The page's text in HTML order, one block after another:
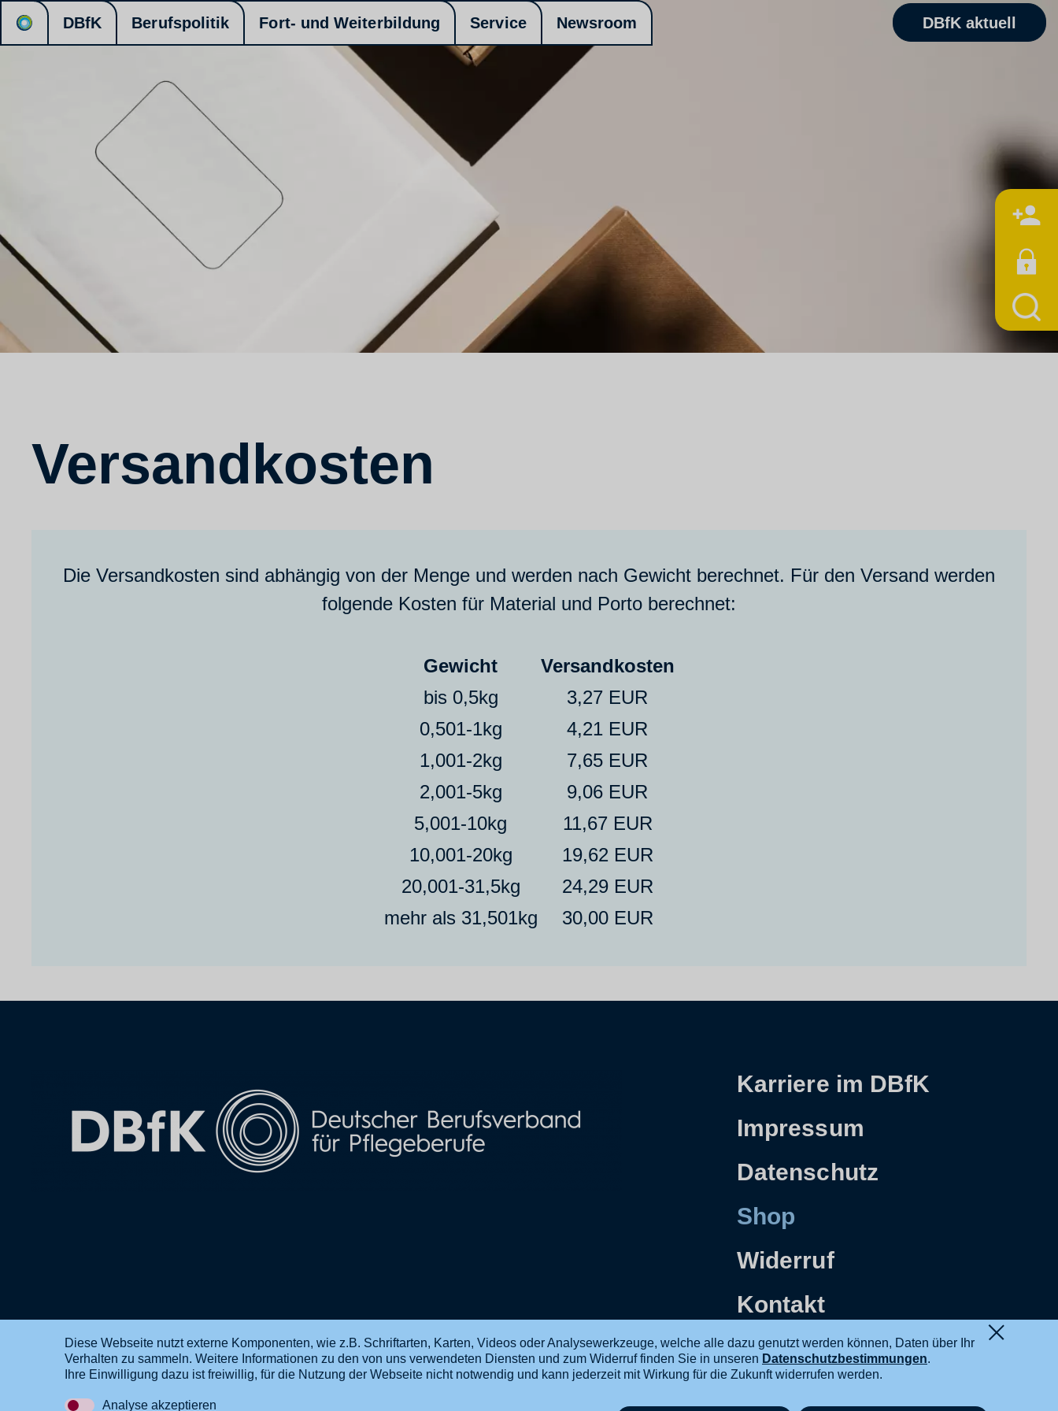
DBfK Berufspolitik Fort- und Weiterbildung Service Newsroom DBfK aktuell
Versandkosten
Die Versandkosten sind abhängig von der Menge und werden nach Gewicht berechnet. Für den Versand werden
folgende Kosten für Material und Porto berechnet:
Gewicht
Versandkosten
bis 0,5kg
3,27 EUR
0,501-1kg
4,21 EUR
1,001-2kg
7,65 EUR
2,001-5kg
9,06 EUR
5,001-10kg
11,67 EUR
10,001-20kg
19,62 EUR
20,001-31,5kg
24,29 EUR
mehr als 31,501kg
30,00 EUR
Karriere im DBfK
Impressum
Datenschutz
Shop
Widerruf
Kontakt
EN
Diese Webseite nutzt externe Komponenten, wie z.B. Schriftarten, Karten, Videos oder Analysewerkzeuge, welche alle dazu genutzt werden können, Daten über Ihr
Verhalten zu sammeln. Weitere Informationen zu den von uns verwendeten Diensten und zum Widerruf finden Sie in unseren Datenschutzbestimmungen.
Ihre Einwilligung dazu ist freiwillig, für die Nutzung der Webseite nicht notwendig und kann jederzeit mit Wirkung für die Zukunft widerrufen werden.
Analyse akzeptieren